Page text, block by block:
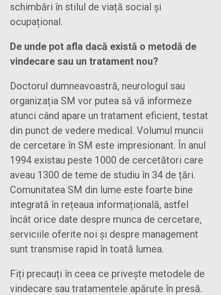
schimbări în stilul de viață social și
ocupațional.
De unde pot afla dacă există o metodă de
vindecare sau un tratament nou?
Doctorul dumneavoastră, neurologul sau
organizația SM vor putea să vă informeze
atunci când apare un tratament eficient, testat
din punct de vedere medical. Volumul muncii
de cercetare în SM este impresionant. În anul
1994 existau peste 1000 de cercetători care
aveau 1300 de teme de studiu în 34 de țări.
Comunitatea SM din lume este foarte bine
integrată în rețeaua informațională, astfel
încât orice date despre munca de cercetare,
serviciile oferite noi și despre management
sunt transmise rapid în toată lumea.
Fiți precauți în ceea ce privește metodele de
vindecare sau tratamentele apărute în presă.